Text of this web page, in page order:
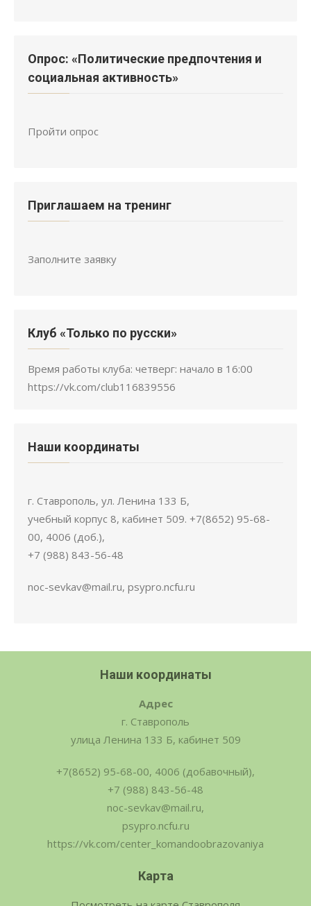
Опрос: «Политические предпочтения и
социальная активность»
Пройти опрос
Приглашаем на тренинг
Заполните заявку
Клуб «Только по русски»
Время работы клуба: четверг: начало в 16:00
https://vk.com/club116839556
Наши координаты
г. Ставрополь, ул. Ленина 133 Б,
учебный корпус 8, кабинет 509. +7(8652) 95-68-
00, 4006 (доб.),
+7 (988) 843-56-48
noc-sevkav@mail.ru, psypro.ncfu.ru
Наши координаты
Адрес
г. Ставрополь
улица Ленина 133 Б, кабинет 509
+7(8652) 95-68-00, 4006 (добавочный),
+7 (988) 843-56-48
noc-sevkav@mail.ru,
psypro.ncfu.ru
https://vk.com/center_komandoobrazovaniya
Карта